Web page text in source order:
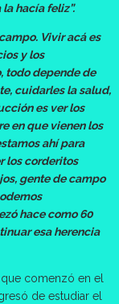
hacía feliz”.
Vivir acá es
y los
todo depende de
cuidarles la salud,
es ver los
en que vienen los
ahí para
los corderitos
gente de campo
hace como 60
esa herencia
que comenzó en el
de estudiar el